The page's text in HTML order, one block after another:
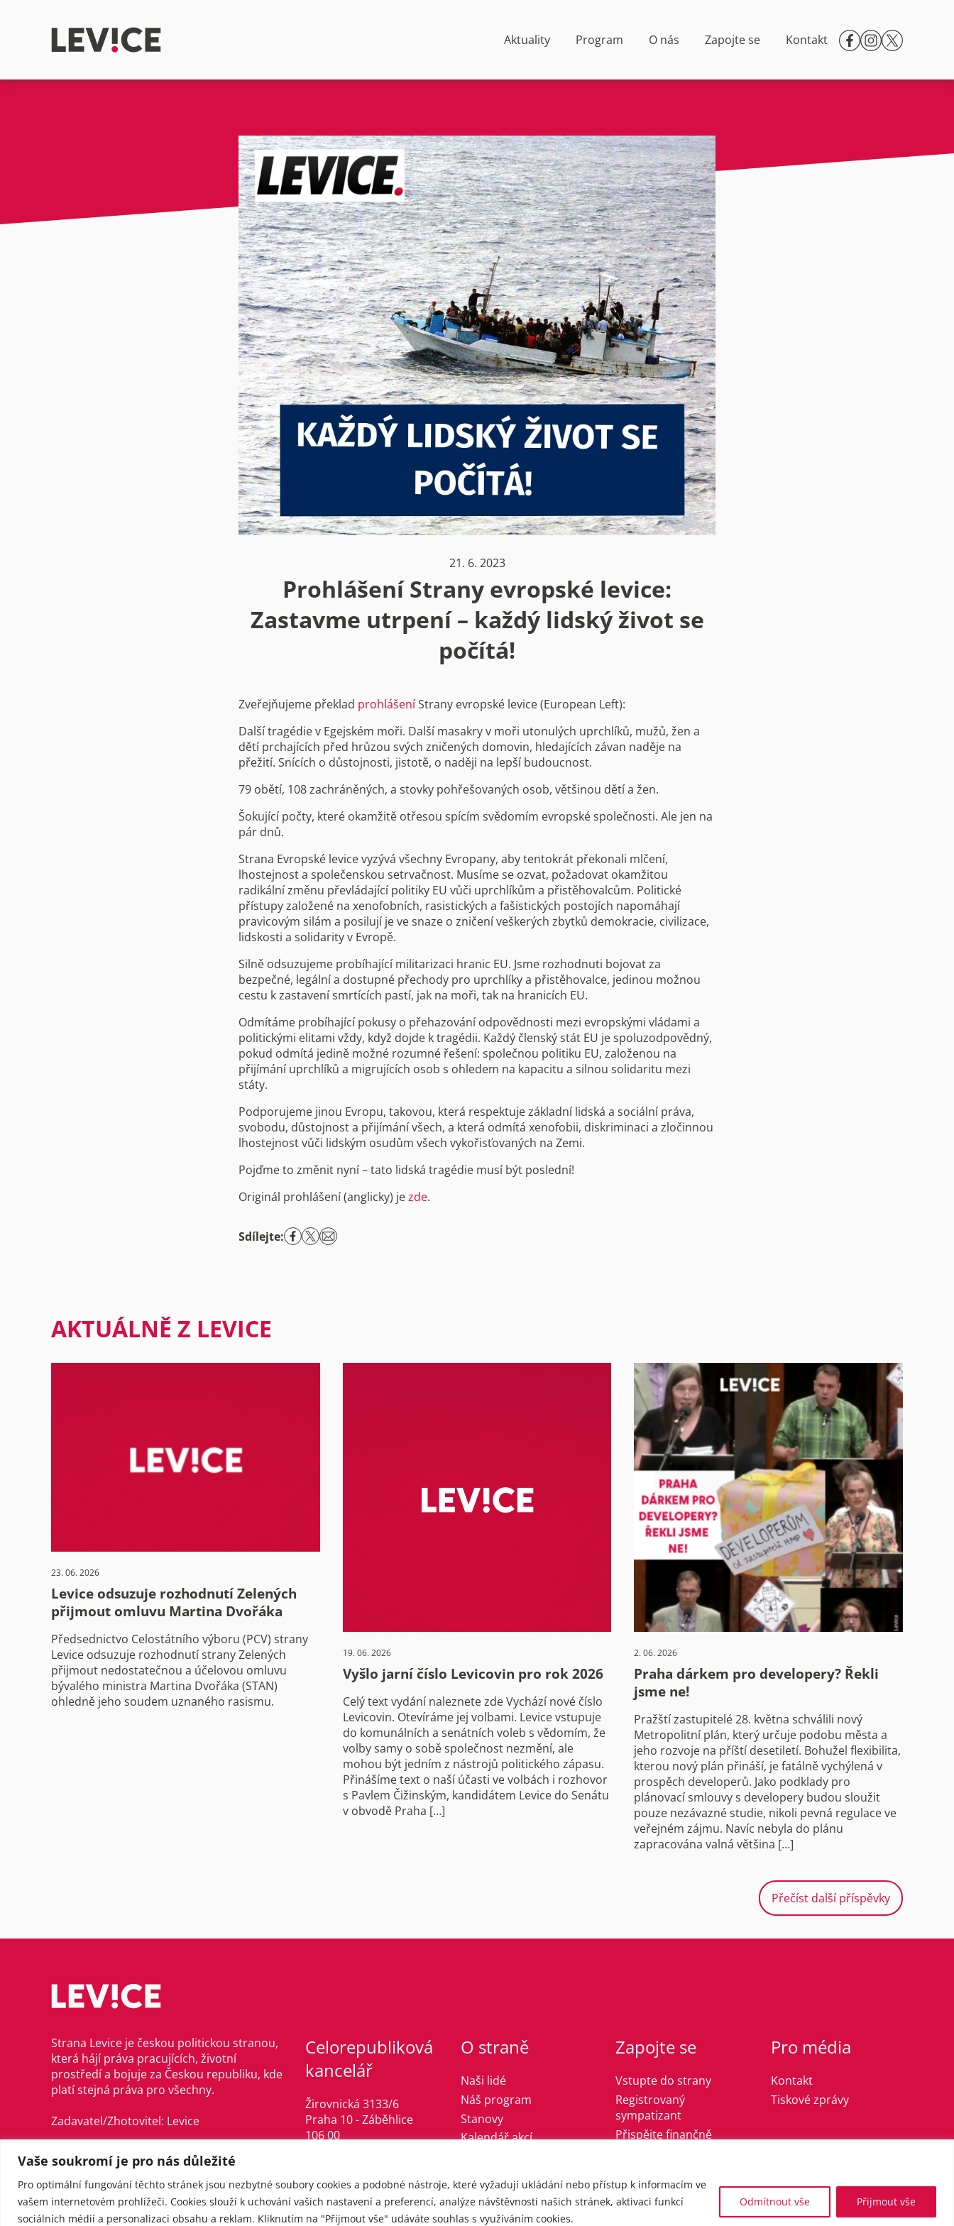
Vaše soukromí je pro nás důležité
Pro optimální fungování těchto stránek jsou nezbytné soubory cookies a podobné nástroje, které vyžadují ukládání nebo přístup k informacím ve
vašem internetovém prohlížeči. Cookies slouží k uchování vašich nastavení a preferencí, analýze návštěvnosti našich stránek, aktivaci funkcí
sociálních médií a personalizaci obsahu a reklam. Kliknutím na "Přijmout vše" udáváte souhlas s využíváním cookies.
Odmítnout vše Přijmout vše
Aktuality Program O nás Zapojte se Kontakt
21. 6. 2023
Prohlášení Strany evropské levice:
Zastavme utrpení – každý lidský život se
počítá!
Zveřejňujeme překlad prohlášeníStrany evropské levice (European Left):
Další tragédie v Egejském moři. Další masakry v moři utonulých uprchlíků, mužů, žen a
dětí prchajících před hrůzou svých zničených domovin, hledajících závan naděje na
přežití. Snících o důstojnosti, jistotě, o naději na lepší budoucnost.
79 obětí, 108 zachráněných, a stovky pohřešovaných osob, většinou dětí a žen.
Šokující počty, které okamžitě otřesou spícím svědomím evropské společnosti. Ale jen na
pár dnů.
Strana Evropské levice vyzývá všechny Evropany, aby tentokrát překonali mlčení,
lhostejnost a společenskou setrvačnost. Musíme se ozvat, požadovat okamžitou
radikální změnu převládající politiky EU vůči uprchlíkům a přistěhovalcům. Politické
přístupy založené na xenofobních, rasistických a fašistických postojích napomáhají
pravicovým silám a posilují je ve snaze o zničení veškerých zbytků demokracie, civilizace,
lidskosti a solidarity v Evropě.
Silně odsuzujeme probíhající militarizaci hranic EU. Jsme rozhodnuti bojovat za
bezpečné, legální a dostupné přechody pro uprchlíky a přistěhovalce, jedinou možnou
cestu k zastavení smrtících pastí, jak na moři, tak na hranicích EU.
Odmítáme probíhající pokusy o přehazování odpovědnosti mezi evropskými vládami a
politickými elitami vždy, když dojde k tragédii. Každý členský stát EU je spoluzodpovědný,
pokud odmítá jedině možné rozumné řešení: společnou politiku EU, založenou na
přijímání uprchlíků a migrujících osob s ohledem na kapacitu a silnou solidaritu mezi
státy.
Podporujeme jinou Evropu, takovou, která respektuje základní lidská a sociální práva,
svobodu, důstojnost a přijímání všech, a která odmítá xenofobii, diskriminaci a zločinnou
lhostejnost vůči lidským osudům všech vykořisťovaných na Zemi.
Pojďme to změnit nyní – tato lidská tragédie musí být poslední!
Originál prohlášení (anglicky) jezde.
Sdílejte:
AKTUÁLNĚ Z LEVICE
23. 06. 2026
Levice odsuzuje rozhodnutí Zelených
přijmout omluvu Martina Dvořáka
Předsednictvo Celostátního výboru (PCV) strany
Levice odsuzuje rozhodnutí strany Zelených
přijmout nedostatečnou a účelovou omluvu
bývalého ministra Martina Dvořáka (STAN)
ohledně jeho soudem uznaného rasismu.
19. 06. 2026
Vyšlo jarní číslo Levicovin pro rok 2026
Celý text vydání naleznete zde Vychází nové číslo
Levicovin. Otevíráme jej volbami. Levice vstupuje
do komunálních a senátních voleb s vědomím, že
volby samy o sobě společnost nezmění, ale
mohou být jedním z nástrojů politického zápasu.
Přinášíme text o naší účasti ve volbách i rozhovor
s Pavlem Čižinským, kandidátem Levice do Senátu
v obvodě Praha […]
2. 06. 2026
Praha dárkem pro developery? Řekli
jsme ne!
Pražští zastupitelé 28. května schválili nový
Metropolitní plán, který určuje podobu města a
jeho rozvoje na příští desetiletí. Bohužel flexibilita,
kterou nový plán přináší, je fatálně vychýlená v
prospěch developerů. Jako podklady pro
plánovací smlouvy s developery budou sloužit
pouze nezávazné studie, nikoli pevná regulace ve
veřejném zájmu. Navíc nebyla do plánu
zapracována valná většina […]
Přečíst další příspěvky
Strana Levice je českou politickou stranou,
která hájí práva pracujících, životní
prostředí a bojuje za Českou republiku, kde
platí stejná práva pro všechny.
Zadavatel/Zhotovitel: Levice
©Levice, 2021–2024
Celorepubliková
kancelář
Žirovnická 3133/6
Praha 10 - Záběhlice
106 00
tel: +420 608 630 506
IČO: 49628089
O straně
Naši lidé
Náš program
Stanovy
Kalendář akcí
Zapojte se
Vstupte do strany
Registrovaný
sympatizant
Přispějte finančně
Pro média
Kontakt
Tiskové zprávy